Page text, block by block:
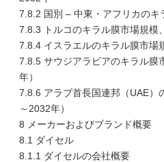
7.8.2 国別 – 中東・アフリカの
7.8.3 トルコのキラル膜市場規模
7.8.4 イスラエルのキラル膜市場
7.8.5 サウジアラビアのキラル膜
年）
7.8.6 アラブ首長国連邦（UAE）
～2032年）
8 メーカーおよびブランド概要
8.1 ダイセル
8.1.1 ダイセルの会社概要